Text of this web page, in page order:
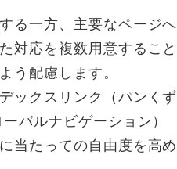
る一方、主要なページへ
対応を複数用意すること
う配慮します。
ックスリンク（パンくず
バルナビゲーション）
当たっての自由度を高め